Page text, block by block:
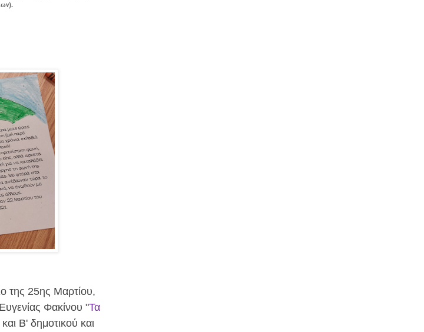
της 25ης Μαρτίου,
Φακίνου "Τα
Β' δημοτικού και